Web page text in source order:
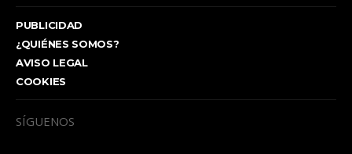
PUBLICIDAD
¿QUIÉNES SOMOS?
AVISO LEGAL
COOKIES
SÍGUENOS